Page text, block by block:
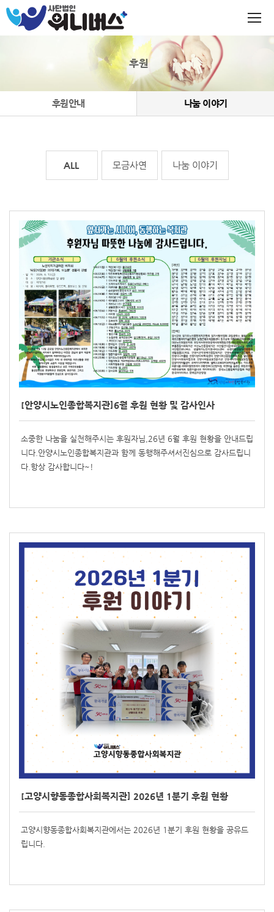
후원
후원안내 나눔 이야기
전체 모금사연 나눔 이야기
[안양시노인종합복지관]6월 후원 현황 및 감사인사
소중한 나눔을 실천해주시는 후원자님,26년 6월 후원 현황을 안내드립
니다.안양시노인종합복지관과 함께 동행해주셔서진심으로 감사드립니
다.항상 감사합니다~!
[고양시향동종합사회복지관] 2026년 1분기 후원 현황
고양시향동종합사회복지관에서는 2026년 1분기 후원 현황을 공유드
립니다.